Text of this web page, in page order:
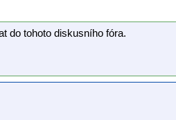
do tohoto diskusního fóra.